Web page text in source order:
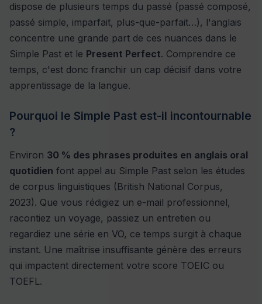
dispose de plusieurs temps du passé (passé composé,
passé simple, imparfait, plus-que-parfait…), l'anglais
concentre une grande part de ces nuances dans le
Simple Past et le Present Perfect. Comprendre ce
temps, c'est donc franchir un cap décisif dans votre
apprentissage de la langue.
Pourquoi le Simple Past est-il incontournable
?
Environ 30 % des phrases produites en anglais oral
quotidien font appel au Simple Past selon les études
de corpus linguistiques (British National Corpus,
2023). Que vous rédigiez un e-mail professionnel,
racontiez un voyage, passiez un entretien ou
regardiez une série en VO, ce temps surgit à chaque
instant. Une maîtrise insuffisante génère des erreurs
qui impactent directement votre score TOEIC ou
TOEFL.